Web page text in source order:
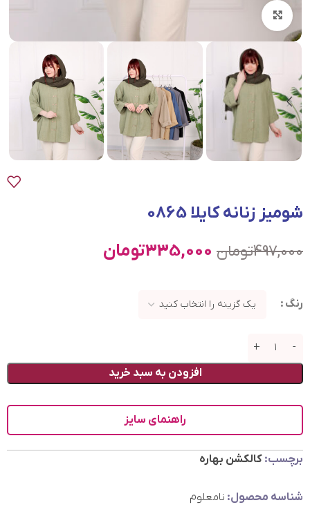
بزرگنمایی تصویر
شومیز زنانه کایلا 0865
497,000تومان 335,000تومان
رنگ
افزودن به سبد خرید
راهنمای سایز
برچسب: کالکشن بهاره
شناسه محصول: نامعلوم